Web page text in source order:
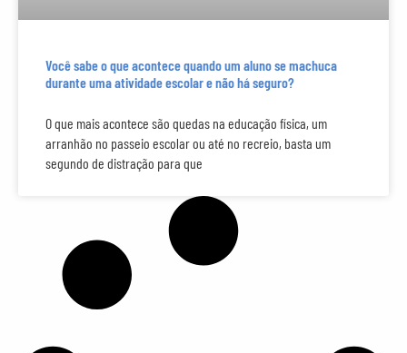
Você sabe o que acontece quando um aluno se machuca
durante uma atividade escolar e não há seguro?
O que mais acontece são quedas na educação física, um
arranhão no passeio escolar ou até no recreio, basta um
segundo de distração para que